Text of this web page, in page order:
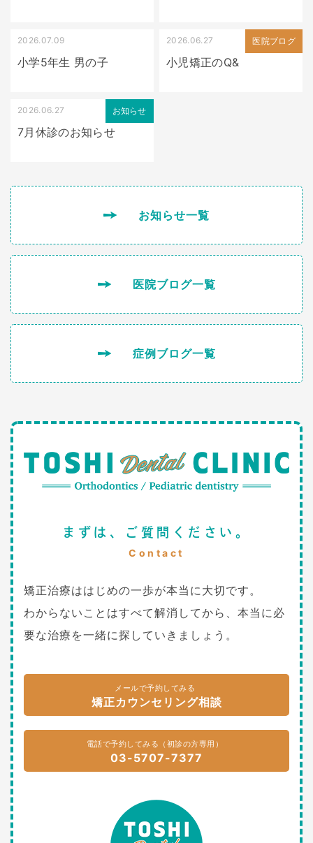
2026.07.09
小学5年生 男の子
医院ブログ
2026.06.27
小児矯正のQ&
お知らせ
2026.06.27
7月休診のお知らせ
お知らせ一覧
医院ブログ一覧
症例ブログ一覧
まずは、ご質問ください。
Contact
矯正治療ははじめの一歩が本当に大切です。
わからないことはすべて解消してから、本当に必
要な治療を一緒に探していきましょう。
メールで予約してみる
矯正カウンセリング相談
電話で予約してみる（初診の方専用）
03-5707-7377